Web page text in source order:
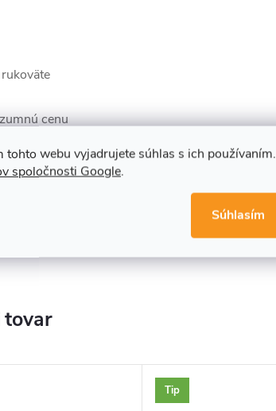
webu vyjadrujete súhlas s ich používaním.
spoločnosti Google.
Súhlasím
cenu
tovar
Tip